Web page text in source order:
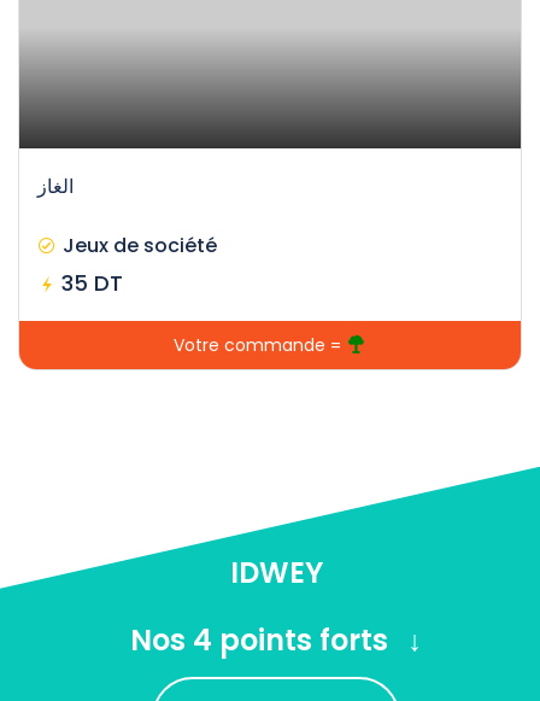
الغاز
Jeux de société
35 DT
Votre commande =
IDWEY
Nos 4 points forts